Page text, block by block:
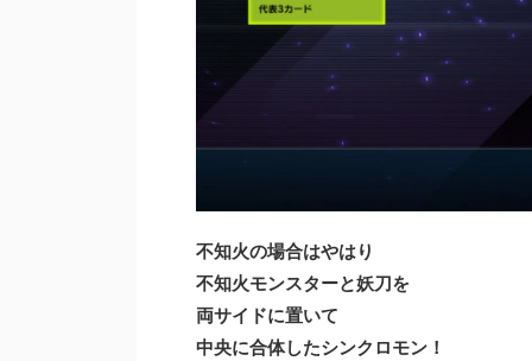
不知火の場合はやはり
不知火モンスターと妖刀を
両サイドに置いて
中央に合体したシンクロモン！